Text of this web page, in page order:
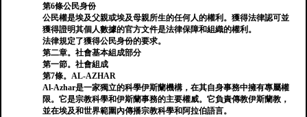
第6條公民身份
公民權是埃及父親或埃及母親所生的任何人的權利。獲得法律認可並
獲得證明其個人數據的官方文件是法律保障和組織的權利。
法律規定了獲得公民身份的要求。
第二章。社會基本組成部分
第一節。社會組成
第7條。AL-AZHAR
Al-Azhar是一家獨立的科學伊斯蘭機構，在其自身事務中擁有專屬權
限。它是宗教科學和伊斯蘭事務的主要權威。它負責傳教伊斯蘭教，
並在埃及和世界範圍內傳播宗教科學和阿拉伯語言。